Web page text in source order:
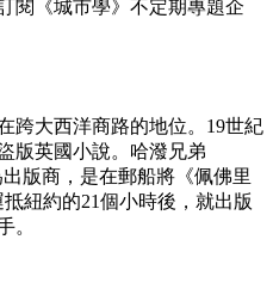
閱《城市學》不定期專題企
跨大西洋商路的地位。19世紀
版英國小說。哈潑兄弟
出版商，是在郵船將《佩佛里
抵紐約的21個小時後，就出版
。